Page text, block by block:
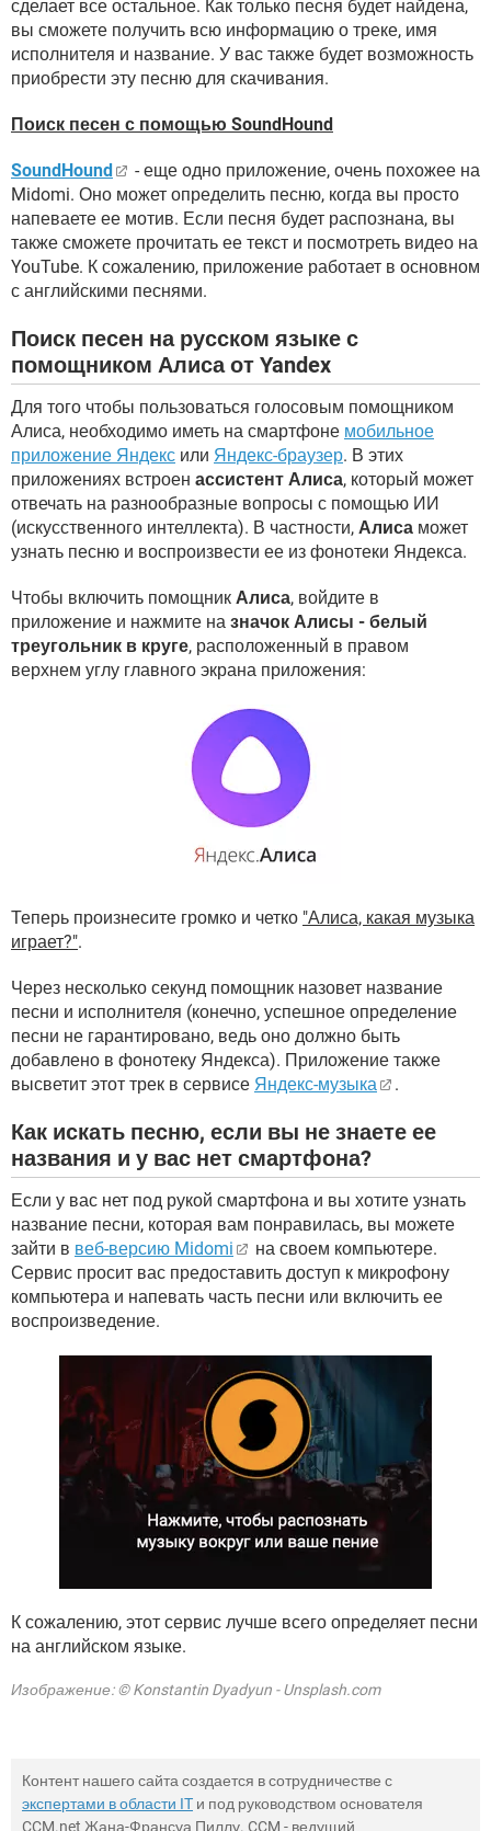
сделает все остальное. Как только песня будет найдена,
вы сможете получить всю информацию о треке, имя
исполнителя и название. У вас также будет возможность
приобрести эту песню для скачивания.
Поиск песен с помощью SoundHound
SoundHound
- еще одно приложение, очень похожее на
Midomi. Оно может определить песню, когда вы просто
напеваете ее мотив. Если песня будет распознана, вы
также сможете прочитать ее текст и посмотреть видео на
YouTube. К сожалению, приложение работает в основном
с английскими песнями.
Поиск песен на русском языке с
помощником Алиса от Yandex
Для того чтобы пользоваться голосовым помощником
Алиса, необходимо иметь на смартфоне мобильное
приложение Яндекс или Яндекс-браузер. В этих
приложениях встроен ассистент Алиса, который может
отвечать на разнообразные вопросы с помощью ИИ
(искусственного интеллекта). В частности, Алиса может
узнать песню и воспроизвести ее из фонотеки Яндекса.
Чтобы включить помощник Алиса, войдите в
приложение и нажмите на значок Алисы - белый
треугольник в круге, расположенный в правом
верхнем углу главного экрана приложения:
Теперь произнесите громко и четко "Алиса, какая музыка
играет?".
Через несколько секунд помощник назовет название
песни и исполнителя (конечно, успешное определение
песни не гарантировано, ведь оно должно быть
добавлено в фонотеку Яндекса). Приложение также
высветит этот трек в сервисе Яндекс-музыка .
Как искать песню, если вы не знаете ее
названия и у вас нет смартфона?
Если у вас нет под рукой смартфона и вы хотите узнать
название песни, которая вам понравилась, вы можете
зайти в веб-версию Midomi
на своем компьютере.
Сервис просит вас предоставить доступ к микрофону
компьютера и напевать часть песни или включить ее
воспроизведение.
К сожалению, этот сервис лучше всего определяет песни
на английском языке.
Изображение: © Konstantin Dyadyun - Unsplash.com
Контент нашего сайта создается в сотрудничестве с
экспертами в области IT и под руководством основателя
CCM.net Жана-Франсуа Пиллу. CCM - ведущий